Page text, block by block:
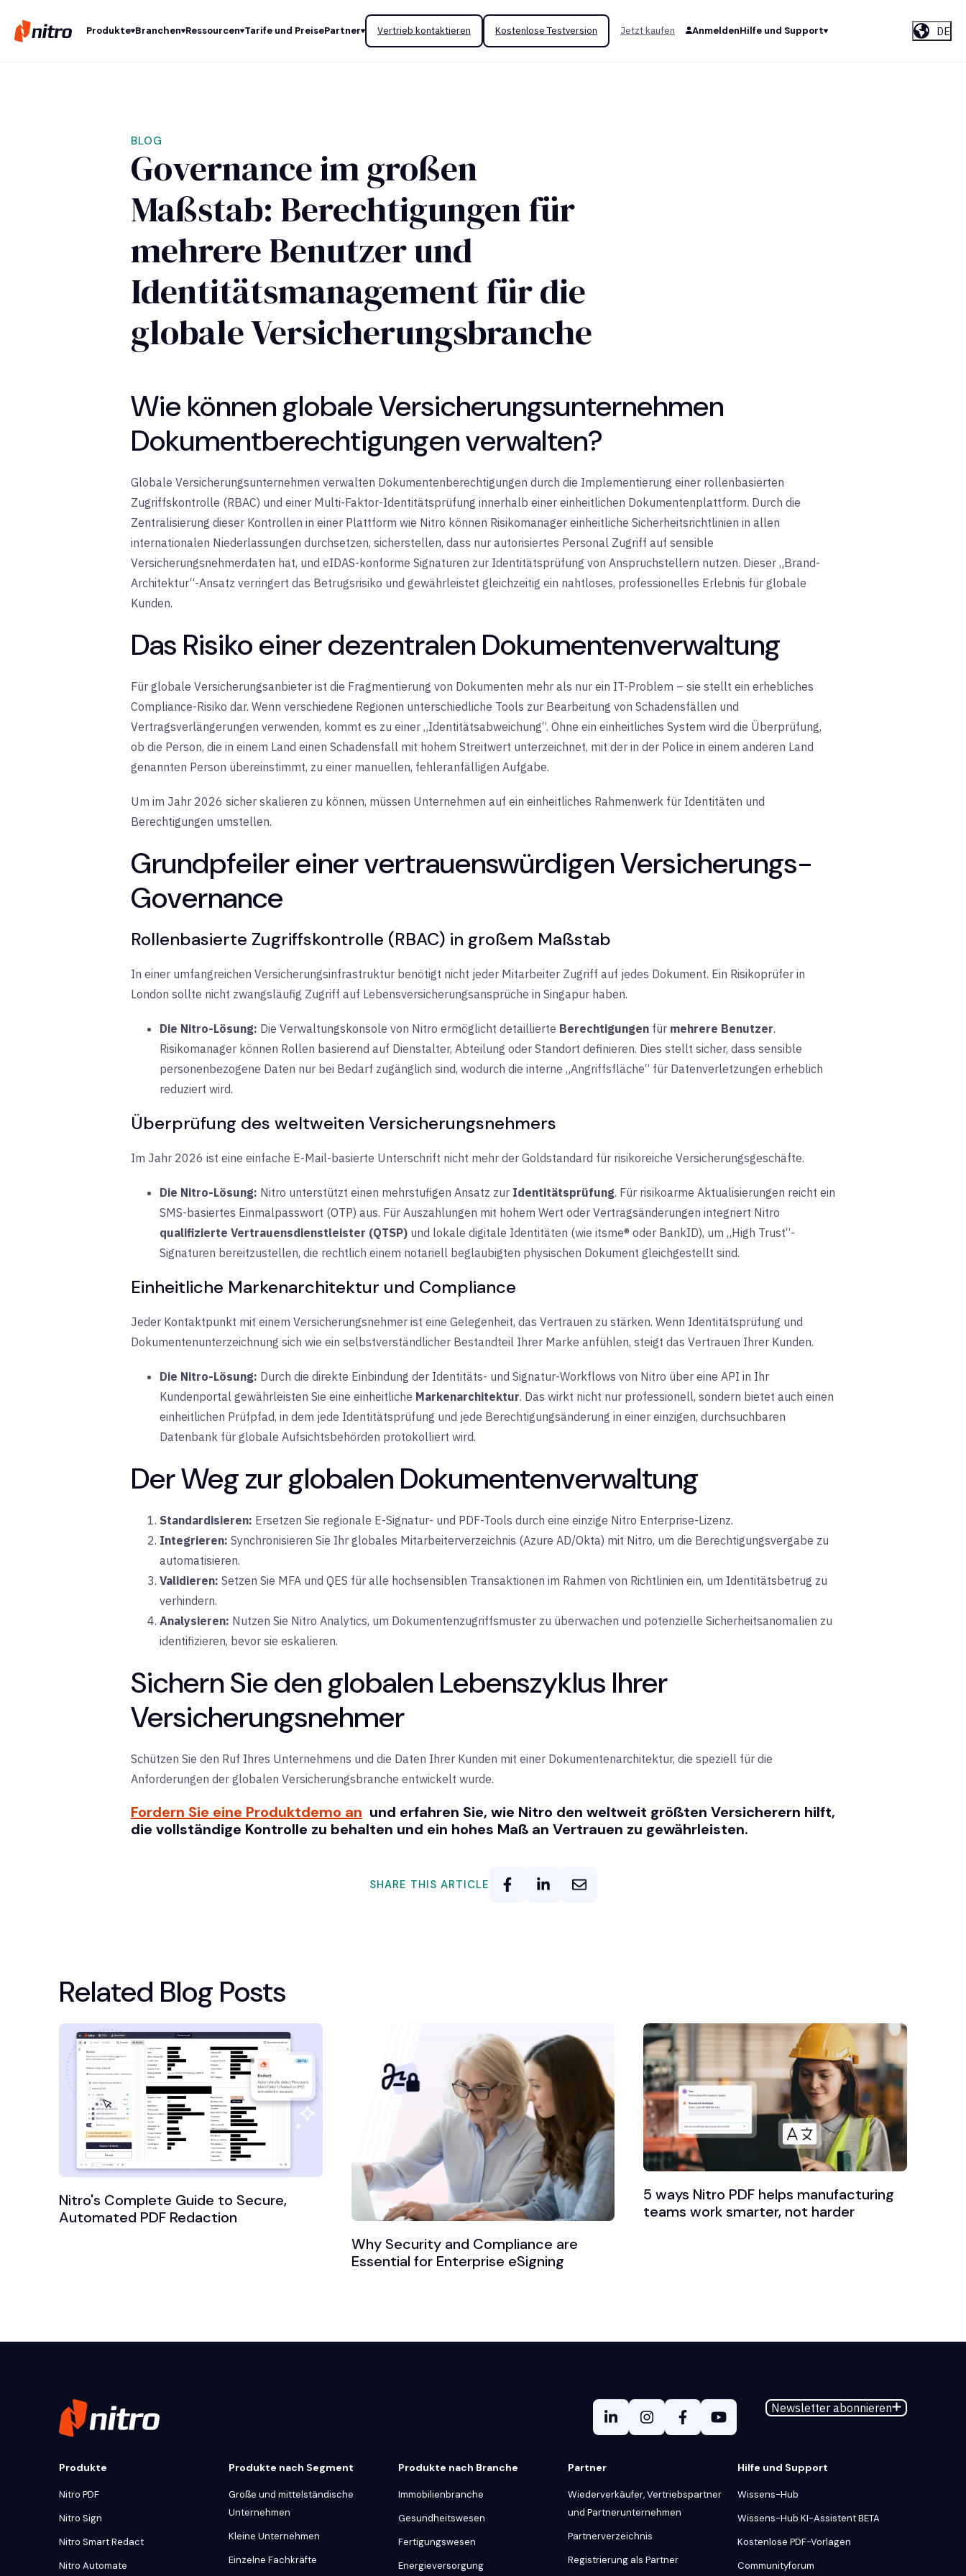
Produkte Branchen Ressourcen Tarife und PreisePartner Vertrieb kontaktieren Kostenlose Testversion Jetzt kaufen AnmeldenHilfe und Support DE
BLOG
Governance im großen
Maßstab: Berechtigungen für
mehrere Benutzer und
Identitätsmanagement für die
globale Versicherungsbranche
Wie können globale Versicherungsunternehmen
Dokumentberechtigungen verwalten?
Globale Versicherungsunternehmen verwalten Dokumentenberechtigungen durch die Implementierung einer rollenbasierten
Zugriffskontrolle (RBAC) und einer Multi-Faktor-Identitätsprüfung innerhalb einer einheitlichen Dokumentenplattform. Durch die
Zentralisierung dieser Kontrollen in einer Plattform wie Nitro können Risikomanager einheitliche Sicherheitsrichtlinien in allen
internationalen Niederlassungen durchsetzen, sicherstellen, dass nur autorisiertes Personal Zugriff auf sensible
Versicherungsnehmerdaten hat, und eIDAS-konforme Signaturen zur Identitätsprüfung von Anspruchstellern nutzen. Dieser „Brand-
Architektur“-Ansatz verringert das Betrugsrisiko und gewährleistet gleichzeitig ein nahtloses, professionelles Erlebnis für globale
Kunden.
Das Risiko einer dezentralen Dokumentenverwaltung
Für globale Versicherungsanbieter ist die Fragmentierung von Dokumenten mehr als nur ein IT-Problem – sie stellt ein erhebliches
Compliance-Risiko dar. Wenn verschiedene Regionen unterschiedliche Tools zur Bearbeitung von Schadensfällen und
Vertragsverlängerungen verwenden, kommt es zu einer „Identitätsabweichung“. Ohne ein einheitliches System wird die Überprüfung,
ob die Person, die in einem Land einen Schadensfall mit hohem Streitwert unterzeichnet, mit der in der Police in einem anderen Land
genannten Person übereinstimmt, zu einer manuellen, fehleranfälligen Aufgabe.
Um im Jahr 2026 sicher skalieren zu können, müssen Unternehmen auf ein einheitliches Rahmenwerk für Identitäten und
Berechtigungen umstellen.
Grundpfeiler einer vertrauenswürdigen Versicherungs-
Governance
Rollenbasierte Zugriffskontrolle (RBAC) in großem Maßstab
In einer umfangreichen Versicherungsinfrastruktur benötigt nicht jeder Mitarbeiter Zugriff auf jedes Dokument. Ein Risikoprüfer in
London sollte nicht zwangsläufig Zugriff auf Lebensversicherungsansprüche in Singapur haben.
Die Nitro-Lösung: Die Verwaltungskonsole von Nitro ermöglicht detaillierte Berechtigungen für mehrere Benutzer.
Risikomanager können Rollen basierend auf Dienstalter, Abteilung oder Standort definieren. Dies stellt sicher, dass sensible
personenbezogene Daten nur bei Bedarf zugänglich sind, wodurch die interne „Angriffsfläche“ für Datenverletzungen erheblich
reduziert wird.
Überprüfung des weltweiten Versicherungsnehmers
Im Jahr 2026 ist eine einfache E-Mail-basierte Unterschrift nicht mehr der Goldstandard für risikoreiche Versicherungsgeschäfte.
Die Nitro-Lösung: Nitro unterstützt einen mehrstufigen Ansatz zur Identitätsprüfung. Für risikoarme Aktualisierungen reicht ein
SMS-basiertes Einmalpasswort (OTP) aus. Für Auszahlungen mit hohem Wert oder Vertragsänderungen integriert Nitro
qualifizierte Vertrauensdienstleister (QTSP) und lokale digitale Identitäten (wie itsme® oder BankID), um „High Trust“-
Signaturen bereitzustellen, die rechtlich einem notariell beglaubigten physischen Dokument gleichgestellt sind.
Einheitliche Markenarchitektur und Compliance
Jeder Kontaktpunkt mit einem Versicherungsnehmer ist eine Gelegenheit, das Vertrauen zu stärken. Wenn Identitätsprüfung und
Dokumentenunterzeichnung sich wie ein selbstverständlicher Bestandteil Ihrer Marke anfühlen, steigt das Vertrauen Ihrer Kunden.
Die Nitro-Lösung: Durch die direkte Einbindung der Identitäts- und Signatur-Workflows von Nitro über eine API in Ihr
Kundenportal gewährleisten Sie eine einheitliche Markenarchitektur. Das wirkt nicht nur professionell, sondern bietet auch einen
einheitlichen Prüfpfad, in dem jede Identitätsprüfung und jede Berechtigungsänderung in einer einzigen, durchsuchbaren
Datenbank für globale Aufsichtsbehörden protokolliert wird.
Der Weg zur globalen Dokumentenverwaltung
Standardisieren: Ersetzen Sie regionale E-Signatur- und PDF-Tools durch eine einzige Nitro Enterprise-Lizenz.
Integrieren: Synchronisieren Sie Ihr globales Mitarbeiterverzeichnis (Azure AD/Okta) mit Nitro, um die Berechtigungsvergabe zu
automatisieren.
Validieren: Setzen Sie MFA und QES für alle hochsensiblen Transaktionen im Rahmen von Richtlinien ein, um Identitätsbetrug zu
verhindern.
Analysieren: Nutzen Sie Nitro Analytics, um Dokumentenzugriffsmuster zu überwachen und potenzielle Sicherheitsanomalien zu
identifizieren, bevor sie eskalieren.
Sichern Sie den globalen Lebenszyklus Ihrer
Versicherungsnehmer
Schützen Sie den Ruf Ihres Unternehmens und die Daten Ihrer Kunden mit einer Dokumentenarchitektur, die speziell für die
Anforderungen der globalen Versicherungsbranche entwickelt wurde.
Fordern Sie eine Produktdemo an und erfahren Sie, wie Nitro den weltweit größten Versicherern hilft,
die vollständige Kontrolle zu behalten und ein hohes Maß an Vertrauen zu gewährleisten.
SHARE THIS ARTICLE
Related Blog Posts
Nitro's Complete Guide to Secure,
Automated PDF Redaction
Why Security and Compliance are
Essential for Enterprise eSigning
5 ways Nitro PDF helps manufacturing
teams work smarter, not harder
Newsletter abonnieren
Produkte
Nitro PDF
Nitro Sign
Nitro Smart Redact
Nitro Automate
Produkte nach Segment
Große und mittelständische
Unternehmen
Kleine Unternehmen
Einzelne Fachkräfte
Produkte nach Branche
Immobilienbranche
Gesundheitswesen
Fertigungswesen
Energieversorgung
Partner
Wiederverkäufer, Vertriebspartner
und Partnerunternehmen
Partnerverzeichnis
Registrierung als Partner
Hilfe und Support
Wissens-Hub
Wissens-Hub KI-Assistent BETA
Kostenlose PDF-Vorlagen
Communityforum